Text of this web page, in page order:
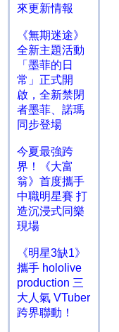
來更新情報
《無期迷途》
全新主題活動
「墨菲的日
常」正式開
啟，全新禁閉
者墨菲、諾瑪
同步登場
今夏最強跨
界！《大富
翁》首度攜手
中職明星賽 打
造沉浸式同樂
現場
《明星3缺1》
攜手 hololive
production 三
大人氣 VTuber
跨界聯動！